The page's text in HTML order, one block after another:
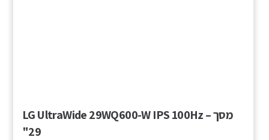
מסך – LG UltraWide 29WQ600-W IPS 100Hz
"29